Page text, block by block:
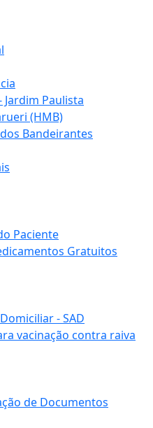
Paulista
(HMB)
Bandeirantes
Paciente
Gratuitos
- SAD
vacinação contra raiva
de Documentos